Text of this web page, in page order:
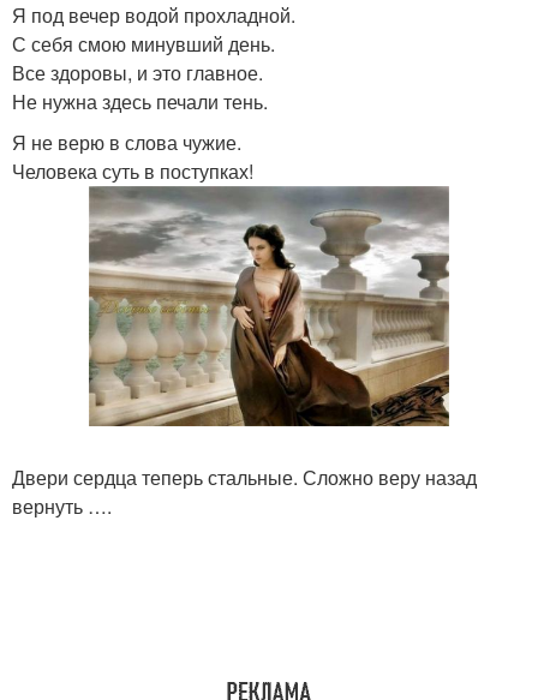
Я под вечер водой прохладной.
С себя смою минувший день.
Все здоровы, и это главное.
Не нужна здесь печали тень.
Я не верю в слова чужие.
Человека суть в поступках!
Двери сердца теперь стальные. Сложно веру назад
вернуть ….